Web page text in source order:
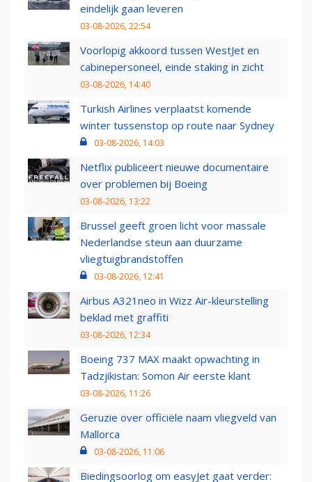
eindelijk gaan leveren
03-08-2026, 22:54
Voorlopig akkoord tussen WestJet en
cabinepersoneel, einde staking in zicht
03-08-2026, 14:40
Turkish Airlines verplaatst komende
winter tussenstop op route naar Sydney
03-08-2026, 14:03
Netflix publiceert nieuwe documentaire
over problemen bij Boeing
03-08-2026, 13:22
Brussel geeft groen licht voor massale
Nederlandse steun aan duurzame
vliegtuigbrandstoffen
03-08-2026, 12:41
Airbus A321neo in Wizz Air-kleurstelling
beklad met graffiti
03-08-2026, 12:34
Boeing 737 MAX maakt opwachting in
Tadzjikistan: Somon Air eerste klant
03-08-2026, 11:26
Geruzie over officiële naam vliegveld van
Mallorca
03-08-2026, 11:06
Biedingsoorlog om easyJet gaat verder: